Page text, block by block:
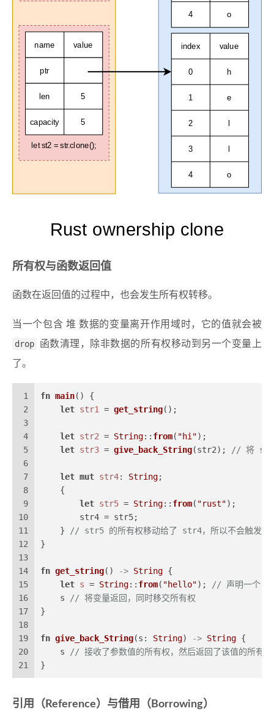
4 o
let st2 = str.clone();
name value
ptr
len 5
capacity 5
Rust ownership clone
index value
0 h
1 e
2
3
4 o
所有权与函数返回值
函数在返回值的过程中，也会发生所有权转移。
当一个包含 堆 数据的变量离开作用域时，它的值就会被
drop
函数清理，除非数据的所有权移动到另一个变量上
了。
1
2
3
4
5
6
7
8
9
10
11
12
13
14
15
16
17
18
19
20
21
fn main() {
let str1 = get_string();
let str2 = String:: from( "hi");
let str3 = give_back_String(str2); // 将 str2
let mut str4: String;
    {
let str5 = String:: from( "rust");
        str4 = str5;
    }
// str5 的所有权移动给了 str4，所以不会触发
}
fn get_string() -> String {
let s = String:: from( "hello"); // 声明一个
    s
// 将变量返回，同时移交所有权
}
fn give_back_String(s: String) -> String {
    s
// 接收了参数值的所有权，然后返回了该值的所有权
}
引用（Reference）与借用（Borrowing）